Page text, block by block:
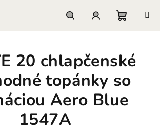
košík
20 chlapčenské
topánky so
Aero Blue
1547A